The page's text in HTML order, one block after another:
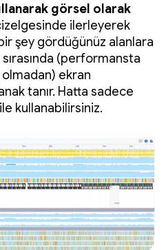
görsel olarak
ilerleyerek
şey gördüğünüz alanlara
(performansta
ekran
tanır. Hatta sadece
kullanabilirsiniz.